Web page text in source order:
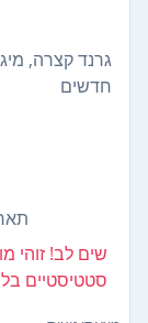
גרנד קצרה,
חדשים
שים לב! זוהי
סטטיסטיים